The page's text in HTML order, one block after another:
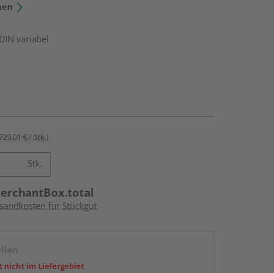
variabel
€ / Stk.)
Stk.
für Stückgut
nicht im Liefergebiet